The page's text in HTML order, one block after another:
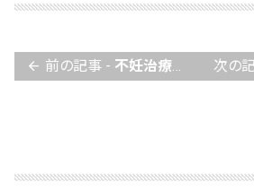
arrow_back 前の記事 - 不妊治療での思考は、実態を伴ってしまうので要注意！ 次の